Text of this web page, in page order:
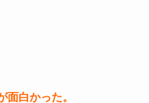
面白かった。